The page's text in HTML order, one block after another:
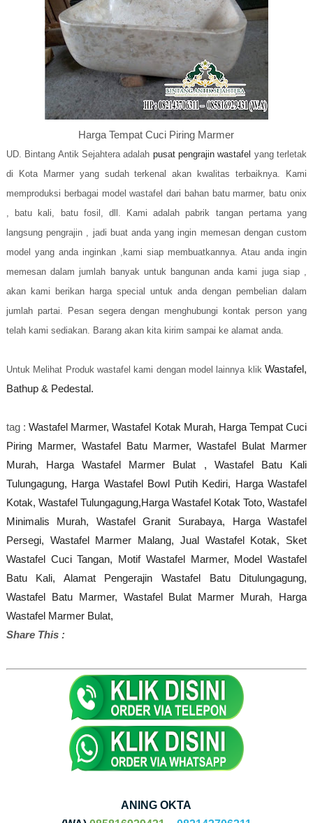
Harga Tempat Cuci Piring Marmer
UD. Bintang Antik Sejahtera adalah pusat pengrajin wastafel yang terletak
di Kota Marmer yang sudah terkenal akan kwalitas terbaiknya. Kami
memproduksi berbagai model wastafel dari bahan batu marmer, batu onix
, batu kali, batu fosil, dll. Kami adalah pabrik tangan pertama yang
langsung pengrajin , jadi buat anda yang ingin memesan dengan custom
model yang anda inginkan ,kami siap membuatkannya. Atau anda ingin
memesan dalam jumlah banyak untuk bangunan anda kami juga siap ,
akan kami berikan harga special untuk anda dengan pembelian dalam
jumlah partai. Pesan segera dengan menghubungi kontak person yang
telah kami sediakan. Barang akan kita kirim sampai ke alamat anda.
Untuk Melihat Produk wastafel kami dengan model lainnya klikWastafel,
Bathup & Pedestal.
tag :Wastafel Marmer, Wastafel Kotak Murah, Harga Tempat Cuci
Piring Marmer, Wastafel Batu Marmer, Wastafel Bulat Marmer
Murah, Harga Wastafel Marmer Bulat , Wastafel Batu Kali
Tulungagung, Harga Wastafel Bowl Putih Kediri, Harga Wastafel
Kotak, Wastafel Tulungagung,Harga Wastafel Kotak Toto, Wastafel
Minimalis Murah, Wastafel Granit Surabaya, Harga Wastafel
Persegi, Wastafel Marmer Malang, Jual Wastafel Kotak, Sket
Wastafel Cuci Tangan, Motif Wastafel Marmer, Model Wastafel
Batu Kali, Alamat Pengerajin Wastafel Batu Ditulungagung,
Wastafel Batu Marmer, Wastafel Bulat Marmer Murah, Harga
Wastafel Marmer Bulat,
Share This :
ANING OKTA